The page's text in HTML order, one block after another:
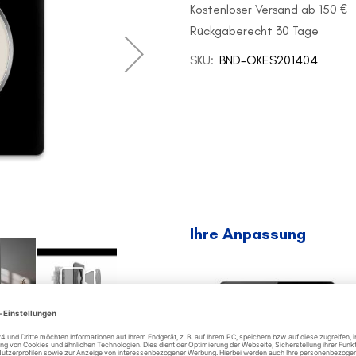
Kostenloser Versand ab 150 €
Rückgaberecht 30 Tage
SKU
BND-OKES201404
Ihre Anpassung